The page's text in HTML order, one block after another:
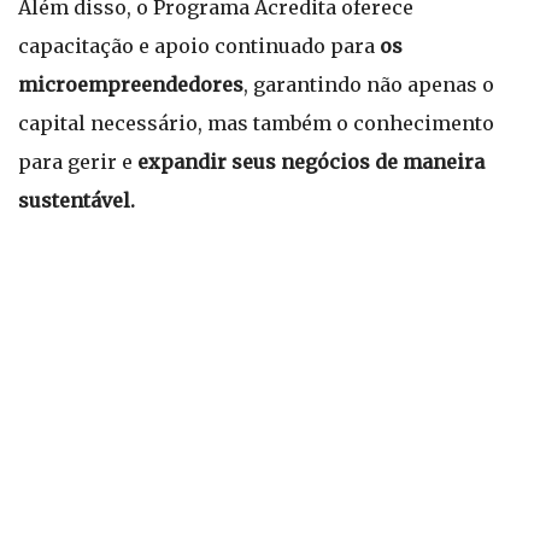
Além disso, o Programa Acredita oferece
capacitação e apoio continuado para os
microempreendedores, garantindo não apenas o
capital necessário, mas também o conhecimento
para gerir e expandir seus negócios de maneira
sustentável.